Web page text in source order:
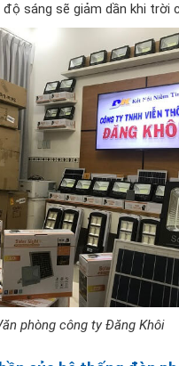
sáng sẽ giảm dần khi trời
phòng công ty Đăng Khôi